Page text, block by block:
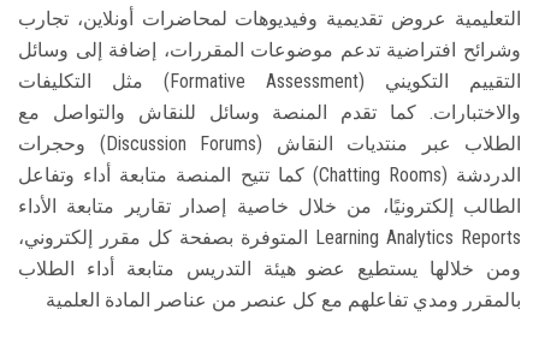
التعليمية عروض تقديمية وفيديوهات لمحاضرات أونلاين، تجارب
وشرائح افتراضية تدعم موضوعات المقررات، إضافة إلى وسائل
التقييم التكويني (Formative Assessment) مثل التكليفات
والاختبارات. كما تقدم المنصة وسائل للنقاش والتواصل مع
الطلاب عبر منتديات النقاش (Discussion Forums) وحجرات
الدردشة (Chatting Rooms) كما تتيح المنصة متابعة أداء وتفاعل
الطالب إلكترونيًا، من خلال خاصية إصدار تقارير متابعة الأداء
Learning Analytics Reports المتوفرة بصفحة كل مقرر إلكتروني،
ومن خلالها يستطيع عضو هيئة التدريس متابعة أداء الطلاب
بالمقرر ومدي تفاعلهم مع كل عنصر من عناصر المادة العلمية